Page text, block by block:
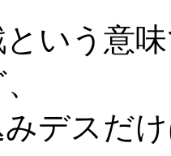
いう意
デスだ